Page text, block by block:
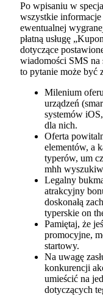
Po wpisaniu w
wszystkie
ewentualnej
płatną usługę
dotyczące
wiadomości SMS
to pytanie może być
Milenium
urządzeń
systemów
dla nich.
Oferta
elementów, a
typerów, um
mhh
Legalny
atrakcyjny
doskonałą
typerskie on
Pamiętaj, że
promocyjne,
startowy.
Na uwagę
konkurencji
umieścić na
dotyczących